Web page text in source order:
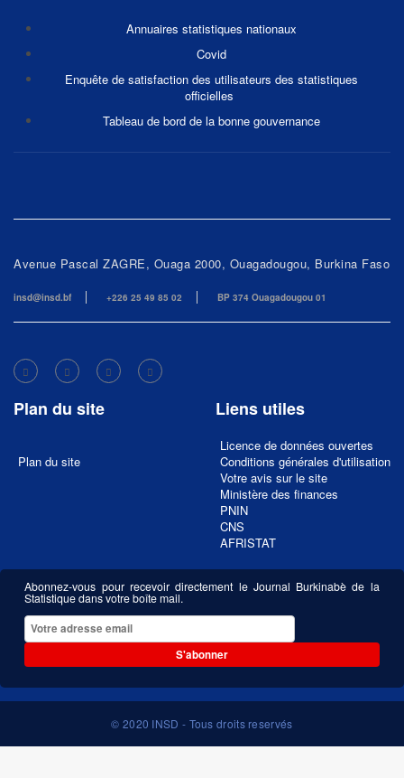
Annuaires statistiques nationaux
Covid
Enquête de satisfaction des utilisateurs des statistiques
officielles
Tableau de bord de la bonne gouvernance
Avenue Pascal ZAGRE, Ouaga 2000, Ouagadougou, Burkina Faso
insd@insd.bf +226 25 49 85 02 BP 374 Ouagadougou 01
Plan du site
Plan du site
Liens utiles
Licence de données ouvertes
Conditions générales d'utilisation
Votre avis sur le site
Ministère des finances
PNIN
CNS
AFRISTAT
Abonnez-vous pour recevoir directement le Journal Burkinabè de la
Statistique dans votre boîte mail.
S'abonner
© 2020 INSD - Tous droits reservés